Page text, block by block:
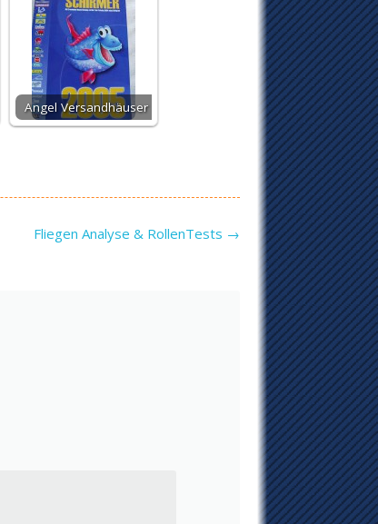
Angel Versandhäuser
Fliegen Analyse & RollenTests →